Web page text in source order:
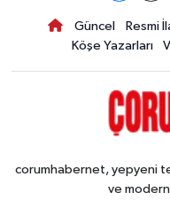
Güncel Resmi
Köşe Yazarları
corumhabernet, yepyeni
ve